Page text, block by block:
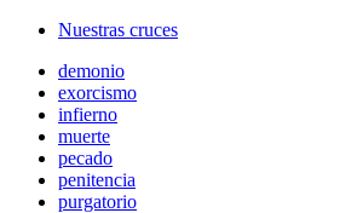
Nuestras cruces
demonio
exorcismo
infierno
muerte
pecado
penitencia
purgatorio